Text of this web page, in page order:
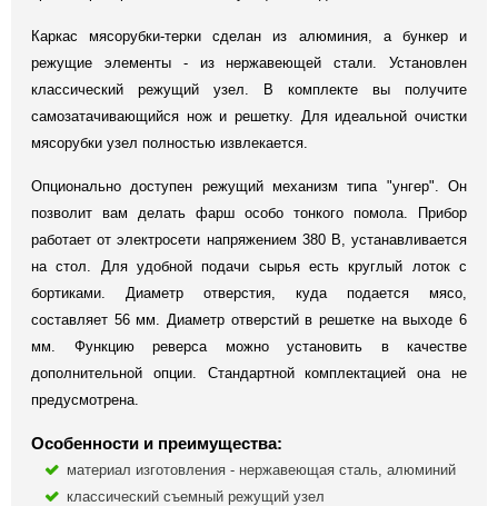
Каркас мясорубки-терки сделан из алюминия, а бункер и
режущие элементы - из нержавеющей стали. Установлен
классический режущий узел. В комплекте вы получите
самозатачивающийся нож и решетку. Для идеальной очистки
мясорубки узел полностью извлекается.
Опционально доступен режущий механизм типа "унгер". Он
позволит вам делать фарш особо тонкого помола. Прибор
работает от электросети напряжением 380 В, устанавливается
на стол. Для удобной подачи сырья есть круглый лоток с
бортиками. Диаметр отверстия, куда подается мясо,
составляет 56 мм. Диаметр отверстий в решетке на выходе 6
мм. Функцию реверса можно установить в качестве
дополнительной опции. Стандартной комплектацией она не
предусмотрена.
Особенности и преимущества:
материал изготовления - нержавеющая сталь, алюминий
классический съемный режущий узел